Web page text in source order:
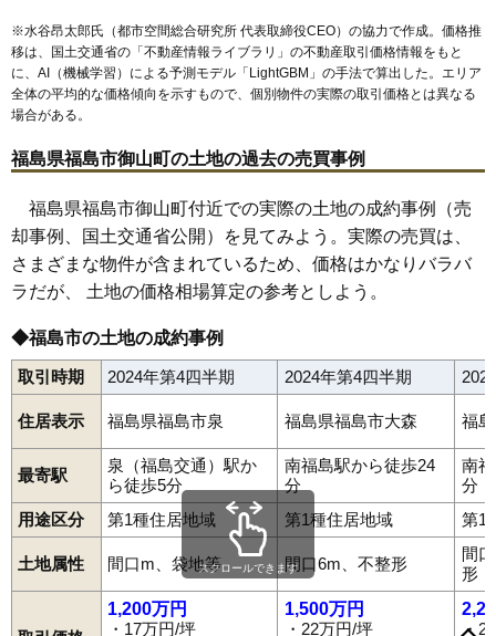
66 蓬莱町 13万円 1,045万円 4.4%
67 小倉寺 13万円 1,284万円 13.5%
68 南町 12万円 382万円 5.9%
69
70 沖高 12万円 637万円
72 下鳥渡 12万円 1,422万円 6.1%
73 渡利 11万円 768万円 3.1%
北矢野目 11万円
76 町庭坂 10万円
77 松川町美郷 9.3万円 895万円 6.0%
80 松川町関谷 7.2万円 673万円 1.3%
81 荒井北 7.1万円 964万円 10.0%
82 佐倉下 7.0万円 547万円 5.3%
83 松川町沼袋 6.8万円 681万円 4.7%
上野寺 686万円 13.5%
85 清水町 583万円 6.1%
※水谷昂太郎氏（都市空間総合研究所 代表取締役CEO）の協力で作成。価格推
移は、国土交通省の「不動産情報ライブラリ 」の不動産取引価格情報をもと
に、AI（機械学習）による予測モデル「LightGBM」の手法で算出した。エリア
全体の平均的な価格傾向を示すもので、個別物件の実際の取引価格とは異なる
場合がある。
福島県福島市御山町の土地の過去の売買事例
福島県福島市御山町付近での実際の土地の成約事例（売
却事例、国土交通省公開）を見てみよう。実際の売買は、
さまざまな物件が含まれているため、価格はかなりバラバ
ラだが、 土地の価格相場算定の参考としよう。
◆福島市の土地の成約事例
取引時期 2024年第4四半期 2024年第4四半期
住居表示 福島県福島市泉 福島県福島市大森 福
最寄駅
泉（福島交通）駅か
ら徒歩5分
南福島駅から徒歩24
分
南
分
用途区分
第1種住居地域 第1種住居地域 第1
土地属性 間口m、袋地等 間口6m、不整形
間
形
1,200万円
・17万円/坪
1,500万円
・22万円/坪
・
スクロールできます
旭町荒井 荒井北荒町飯坂町飯坂町中野飯坂町東湯野
飯坂町湯野飯野町飯野町大久保
大森 岡島岡部沖高 小倉寺小田御山
霞町鎌田上鳥渡 上野寺上浜町北沢又